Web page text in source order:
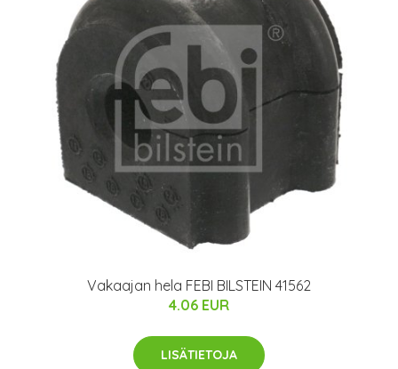
Vakaajan hela FEBI BILSTEIN 41562
4.06 EUR
LISÄTIETOJA